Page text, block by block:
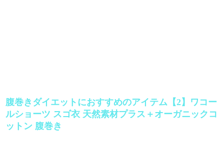
腹巻きダイエットにおすすめのアイテム【2】ワコー
ルショーツ スゴ衣 天然素材プラス＋オーガニックコ
ットン 腹巻き